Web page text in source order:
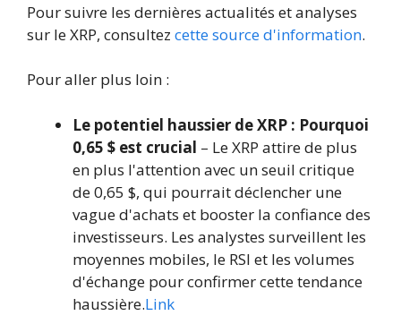
Pour suivre les dernières actualités et analyses
sur le XRP, consultez cette source d'information.
Pour aller plus loin :
Le potentiel haussier de XRP : Pourquoi
0,65 $ est crucial – Le XRP attire de plus
en plus l'attention avec un seuil critique
de 0,65 $, qui pourrait déclencher une
vague d'achats et booster la confiance des
investisseurs. Les analystes surveillent les
moyennes mobiles, le RSI et les volumes
d'échange pour confirmer cette tendance
haussière.Link